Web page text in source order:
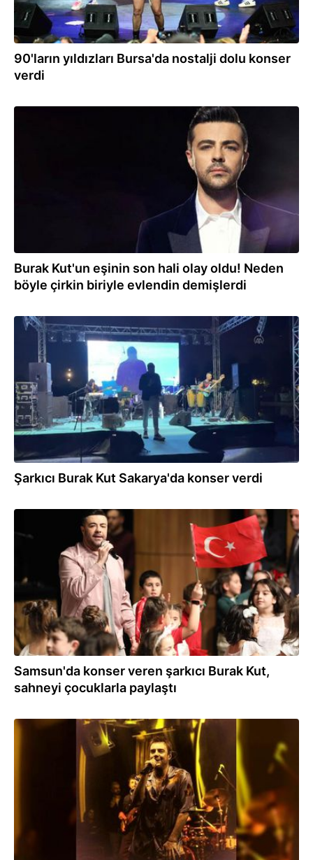
90'ların yıldızları Bursa'da nostalji dolu konser
verdi
Burak Kut'un eşinin son hali olay oldu! Neden
böyle çirkin biriyle evlendin demişlerdi
28.08.2022
Şarkıcı Burak Kut Sakarya'da konser verdi
Samsun'da konser veren şarkıcı Burak Kut,
sahneyi çocuklarla paylaştı